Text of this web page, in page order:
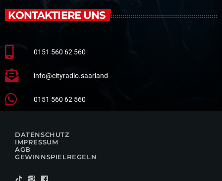
KONTAKTIERE UNS
0151 560 62 560
info@cityradio.saarland
0151 560 62 560
DATENSCHUTZ
IMPRESSUM
AGB
GEWINNSPIELREGELN